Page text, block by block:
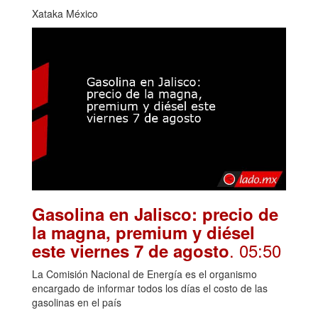
Xataka México
Gasolina en Jalisco: precio de
la magna, premium y diésel
este viernes 7 de agosto. 05:50
La Comisión Nacional de Energía es el organismo
encargado de informar todos los días el costo de las
gasolinas en el país